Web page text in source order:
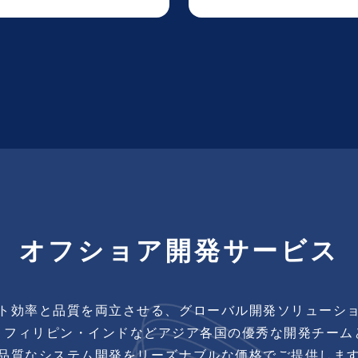
オフショア開発サービス
効率と品質を両立させる、グローバル開発ソリューショ
フィリピン・インドなどアジア各国の優秀な開発チーム